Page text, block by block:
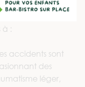
à :
accidents sont
des
léger,